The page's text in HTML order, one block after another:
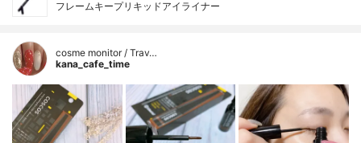
フレームキープリキッドアイライナー
cosme monitor / Trav…
kana_cafe_time